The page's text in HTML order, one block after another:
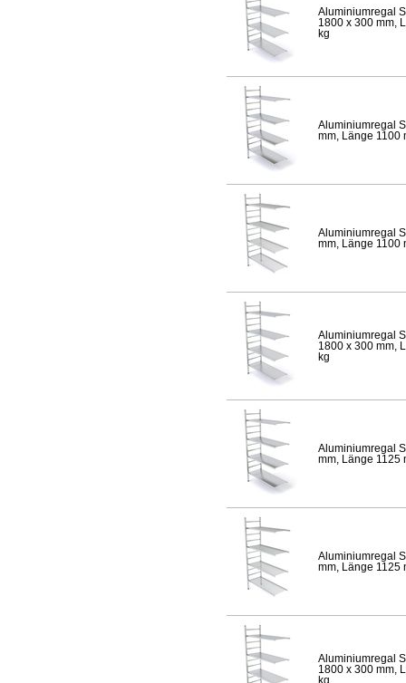
Aluminiumregal
1800 x 300 mm,
kg
Aluminiumregal
mm, Länge 1100
Aluminiumregal
mm, Länge 1100
Aluminiumregal
1800 x 300 mm,
kg
Aluminiumregal
mm, Länge 1125
Aluminiumregal
mm, Länge 1125
Aluminiumregal
1800 x 300 mm,
kg